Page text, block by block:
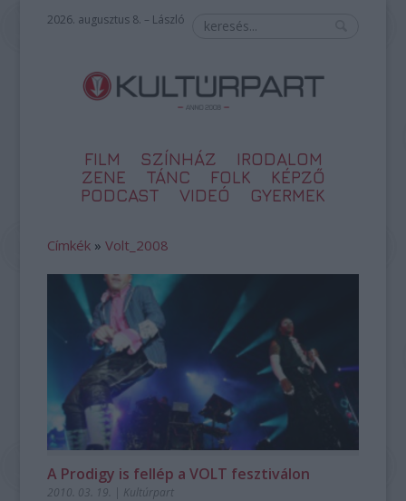
2026. augusztus 8. – László
FILM SZÍNHÁZ
IRODALOM
ZENE
TÁNC FOLK
KÉPZŐ
PODCAST
VIDEÓ GYERMEK
Címkék »Volt_2008
A Prodigy is fellép a VOLT fesztiválon
2010. 03. 19. | Kultúrpart